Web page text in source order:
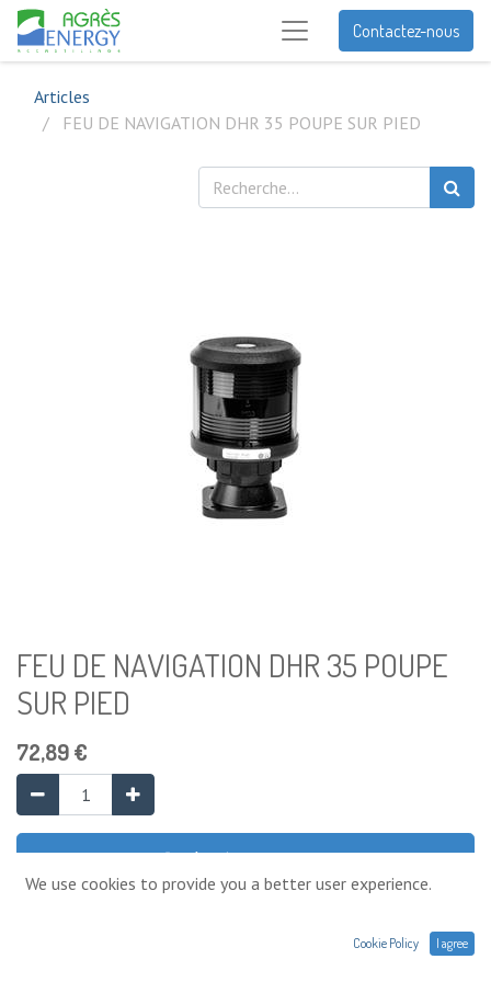
Contactez-nous
Articles
FEU DE NAVIGATION DHR 35 POUPE SUR PIED
FEU DE NAVIGATION DHR 35 POUPE
SUR PIED
72,89€
Ajouter au panier
We use cookies to provide you a better user experience.
Cookie Policy I agree